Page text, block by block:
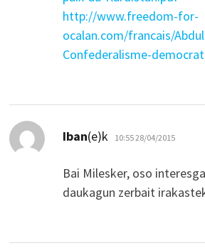
http://www.freedom-for-
ocalan.com/francais/
Confederalisme-
Iban(e)k dio:
10:55 28/04/2015
Bai Milesker, oso
daukagun zerbait